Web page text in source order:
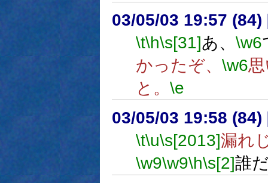
03/05/03 19:57 (84)
\t\h\s[31]あ、 \w6
かったぞ、 \w6
と。 \e
03/05/03 19:58 (84)
\t\u\s[2013]漏れ
\w9\w9\h\s[2]誰